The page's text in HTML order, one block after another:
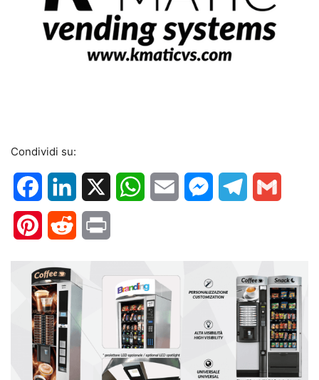
Condividi su:
FacebookLinkedIn WhatsApp
Email MessengerTelegram
PinterestReddit